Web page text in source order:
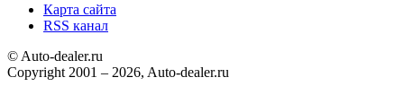
Карта сайта
RSS канал
© Auto-dealer.ru
Copyright 2001 – 2026, Auto-dealer.ru